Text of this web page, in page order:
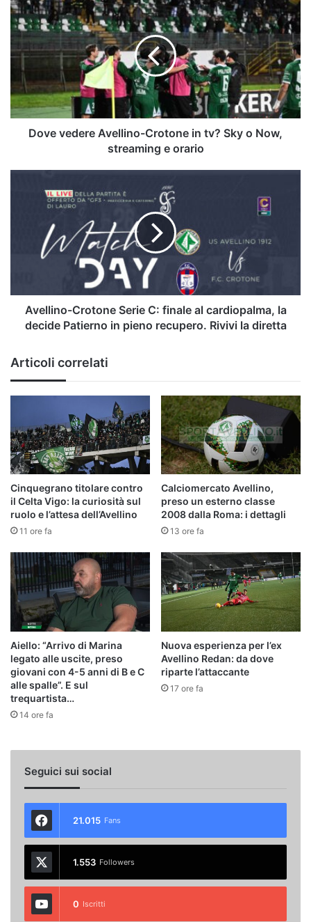
vedere
Avellino-
Crotone
in
tv?
Sky
Now,
streaming
Dove vedere Avellino-Crotone in tv? Sky o Now,
streaming e orario
Crotone
decide
Patierno
Rivivi
la
diretta
Avellino-Crotone Serie C: finale al cardiopalma, la
decide Patierno in pieno recupero. Rivivi la diretta
Articoli correlati
Cinquegrano titolare contro
il Celta Vigo: la curiosità sul
ruolo e l’attesa dell’Avellino
11 ore fa
Calciomercato Avellino,
preso un esterno classe
2008 dalla Roma: i dettagli
13 ore fa
Aiello: “Arrivo di Marina
legato alle uscite, preso
giovani con 4-5 anni di B e C
alle spalle”. E sul
trequartista…
14 ore fa
Nuova esperienza per l’ex
Avellino Redan: da dove
riparte l’attaccante
17 ore fa
Seguici sui social
21.015 Fans
1.553 Followers
0 Iscritti